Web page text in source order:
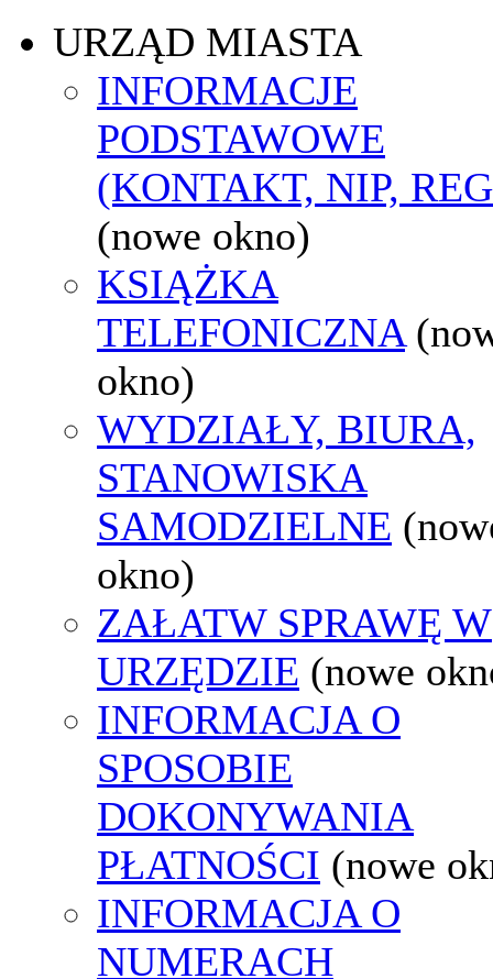
URZĄD MIASTA
INFORMACJE
PODSTAWOWE
(KONTAKT, NIP,
(nowe okno)
KSIĄŻKA
TELEFONICZNA
okno)
WYDZIAŁY, BIURA,
STANOWISKA
SAMODZIELNE
okno)
ZAŁATW SPRAWĘ W
URZĘDZIE (nowe
INFORMACJA O
SPOSOBIE
DOKONYWANIA
PŁATNOŚCI (nowe
INFORMACJA O
NUMERACH